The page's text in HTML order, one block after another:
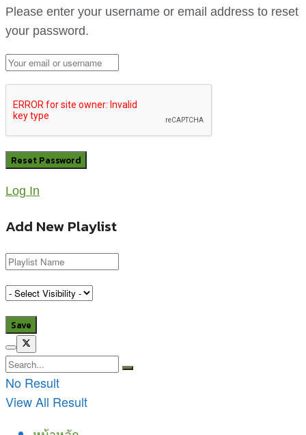
Please enter your username or email address to reset
your password.
Log In
Add New Playlist
No Result
View All Result